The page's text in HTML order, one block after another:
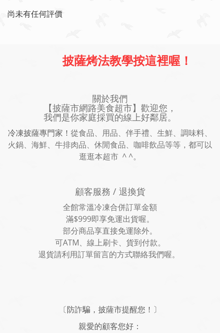
尚未有任何評價
披薩烤法教學按這裡喔！
關於我們
【披薩市網路美食超市】歡迎您，
我們是你家庭採買的線上好鄰居。
冷凍披薩專門家！ 從食品、用品、伴手禮、生鮮、調味料、
火鍋、海鮮、牛排肉品、休閒食品、咖啡飲品等等，都可以
逛逛本超市 ^ ^。
顧客服務 / 退換貨
全館常溫冷凍合併訂單金額
滿$999即享免運出貨喔。
部分商品享直接免運除外。
可ATM、線上刷卡、貨到付款。
退貨請利用訂單留言的方式聯絡我們喔。
〔防詐騙，披薩市提醒您！〕
親愛的顧客您好：